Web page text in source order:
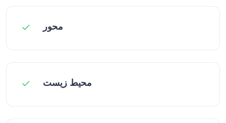
محور
محیط زیست